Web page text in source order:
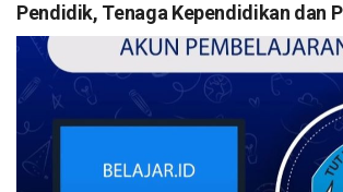
Pendidik, Tenaga Kependidikan dan